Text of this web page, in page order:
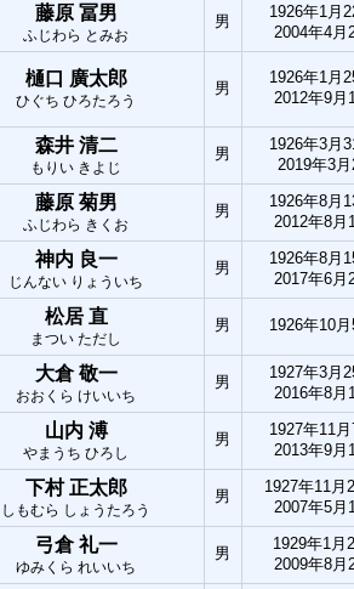
藤原 冨男
ふじわら とみお
男
1926年1月
2004年4月
樋口 廣太郎
ひぐち ひろたろう
男
1926年1月
2012年9月
森井 清二
もりい きよじ
男
1926年3月
2019年3月
藤原 菊男
ふじわら きくお
男
1926年8月
2012年8月
神内 良一
じんない りょういち
男
1926年8月
2017年6月
松居 直
まつい ただし
男 1926年10
大倉 敬一
おおくら けいいち
男
1927年3月
2016年8月
山内 溥
やまうち ひろし
男
1927年11
2013年9月
下村 正太郎
しもむら しょうたろう
男
1927年11月
2007年5月
弓倉 礼一
ゆみくら れいいち
男
1929年1月
2009年8月